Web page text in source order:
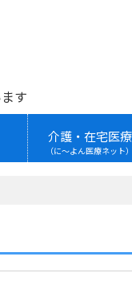
す
介護・在宅医療
（に～よん医療ネット）